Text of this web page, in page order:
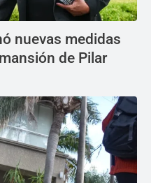
nuevas medidas
de Pilar